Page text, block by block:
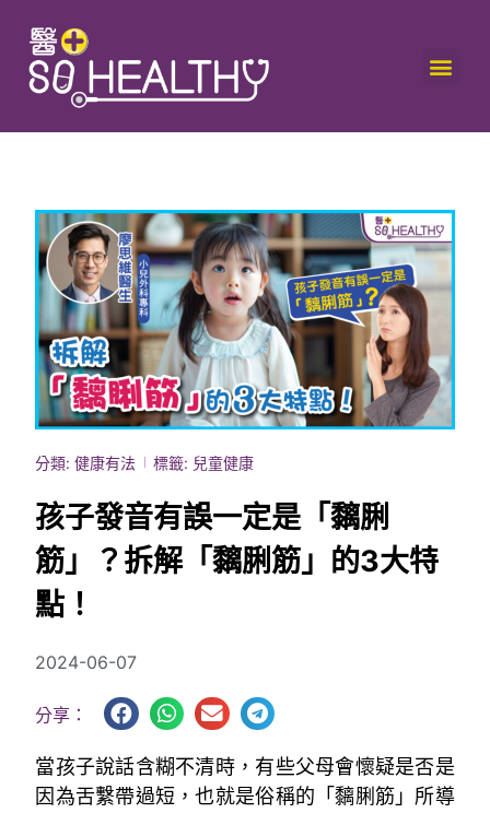
分類: 健康有法 標籤: 兒童健康
孩子發音有誤一定是「黐脷
筋」？拆解「黐脷筋」的3大特
點！
2024-06-07
分享：
當孩子說話含糊不清時，有些父母會懷疑是否是
因為舌繫帶過短，也就是俗稱的「黐脷筋」所導